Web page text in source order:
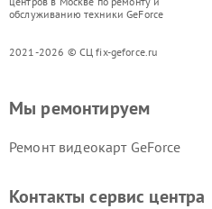
обслуживанию техники GeForce
2021-2026 © СЦ fix-geforce.ru
Мы ремонтируем
Ремонт видеокарт GeForce
Контакты сервис центра